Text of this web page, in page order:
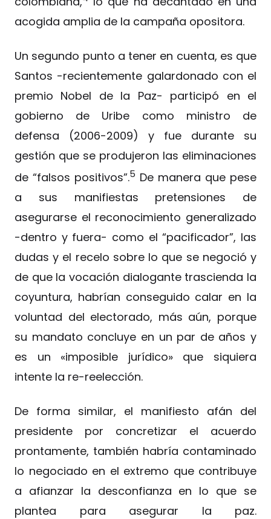
acogida amplia de la campaña opositora.
Un segundo punto a tener en cuenta, es que
Santos -recientemente galardonado con el
premio Nobel de la Paz- participó en el
gobierno de Uribe como ministro de
defensa (2006-2009) y fue durante su
gestión que se produjeron las eliminaciones
de “falsos positivos”.5 De manera que pese
a sus manifiestas pretensiones de
asegurarse el reconocimiento generalizado
-dentro y fuera- como el “pacificador”, las
dudas y el recelo sobre lo que se negoció y
de que la vocación dialogante trascienda la
coyuntura, habrían conseguido calar en la
voluntad del electorado, más aún, porque
su mandato concluye en un par de años y
es un «imposible jurídico» que siquiera
intente la re-reelección.
De forma similar, el manifiesto afán del
presidente por concretizar el acuerdo
prontamente, también habría contaminado
lo negociado en el extremo que contribuye
a afianzar la desconfianza en lo que se
plantea para asegurar la paz.